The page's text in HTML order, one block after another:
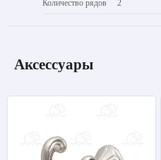
Количество рядов 2
Аксессуары